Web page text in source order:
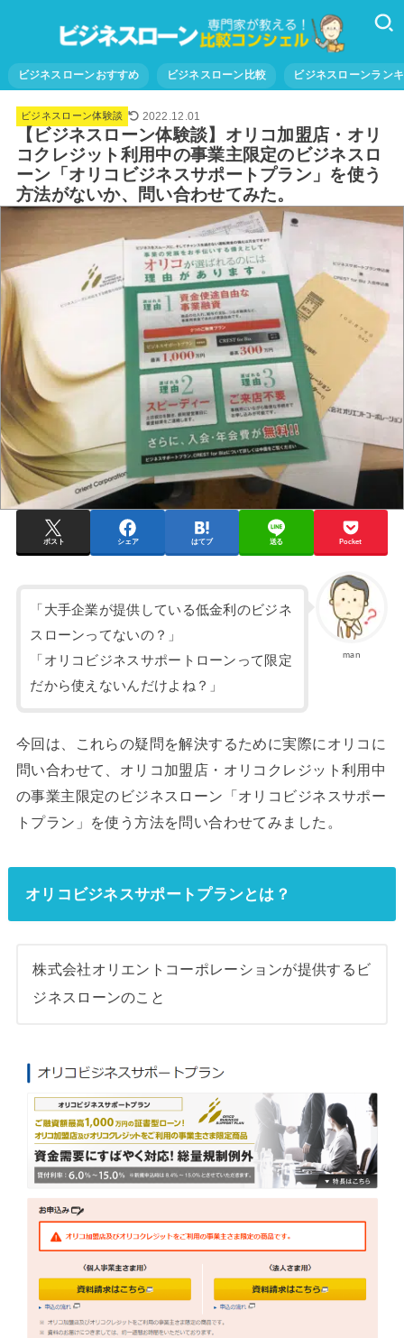
ビジネスローンおすすめ ビジネスローン比較 ビジネスローンラン
ビジネスローン体験談 2022.12.01
【ビジネスローン体験談】オリコ加盟店・オリ
コクレジット利用中の事業主限定のビジネスロ
ーン「オリコビジネスサポートプラン」を使う
方法がないか、問い合わせてみた。
ポスト シェア はてブ 送る Pocket
man
「大手企業が提供している低金利のビジネ
スローンってないの？」
「オリコビジネスサポートローンって限定
だから使えないんだけよね？」
今回は、これらの疑問を解決するために実際にオリコに
問い合わせて、オリコ加盟店・オリコクレジット利用中
の事業主限定のビジネスローン「オリコビジネスサポー
トプラン」を使う方法を問い合わせてみました。
オリコビジネスサポートプランとは？
株式会社オリエントコーポレーションが提供するビ
ジネスローンのこと